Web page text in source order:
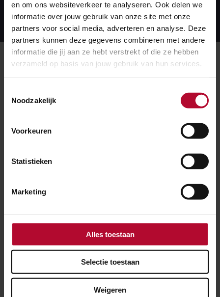
en om ons websiteverkeer te analyseren. Ook delen we
informatie over jouw gebruik van onze site met onze
partners voor social media, adverteren en analyse. Deze
partners kunnen deze gegevens combineren met andere
informatie die jij aan ze hebt verstrekt of die ze hebben
verzameld op basis van jouw gebruik van hun services.
Noodzakelijk
Voorkeuren
Statistieken
Marketing
Alles toestaan
Selectie toestaan
Weigeren
Lees meer over dit onderwerp
Lees
meer
over
dit
onderwerp
Meer over: